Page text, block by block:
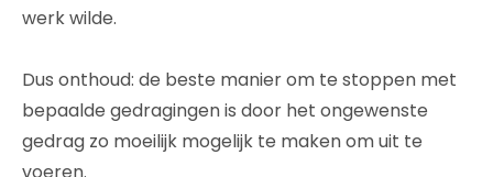
werk wilde.
Dus onthoud: de beste manier om te stoppen met
bepaalde gedragingen is door het ongewenste
gedrag zo moeilijk mogelijk te maken om uit te